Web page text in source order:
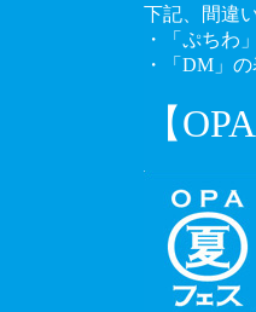
下記、間違
・「ぷちわ
・「DM」
【